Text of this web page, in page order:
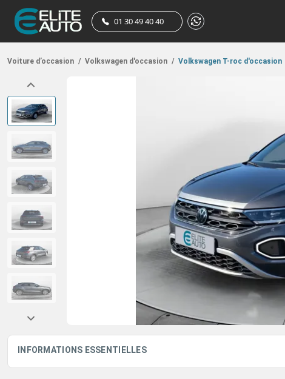
01 30 49 40 40
Voiture d’occasion / Volkswagen d'occasion / Volkswagen T-roc d'occasion
INFORMATIONS ESSENTIELLES